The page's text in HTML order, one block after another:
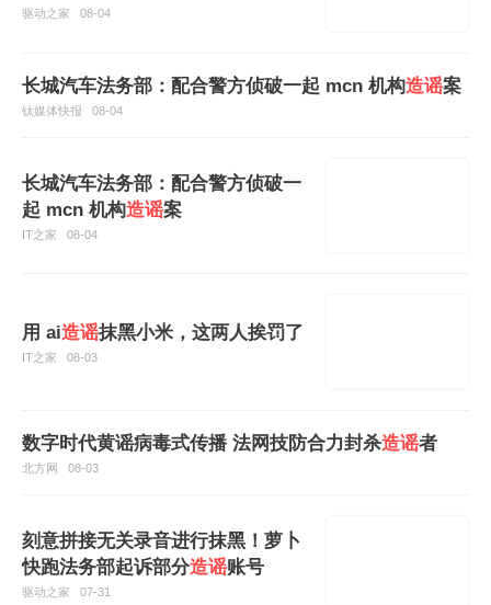
法处罚
驱动之家 08-04
长城汽车法务部：配合警方侦破一起 mcn 机构造谣案
钛媒体快报 08-04
长城汽车法务部：配合警方侦破一
起 mcn 机构造谣案
IT之家 08-04
用 ai造谣抹黑小米，这两人挨罚了
IT之家 08-03
数字时代黄谣病毒式传播 法网技防合力封杀造谣者
北方网 08-03
刻意拼接无关录音进行抹黑！萝卜
快跑法务部起诉部分造谣账号
驱动之家 07-31